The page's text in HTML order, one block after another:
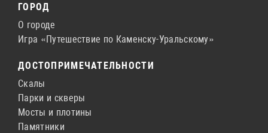
ГОРОД
О городе
Игра «Путешествие по Каменску-Уральскому»
ДОСТОПРИМЕЧАТЕЛЬНОСТИ
Скалы
Парки и скверы
Мосты и плотины
Памятники